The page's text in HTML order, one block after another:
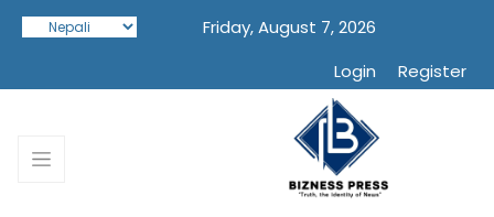
Friday, August 7, 2026
Login
Register